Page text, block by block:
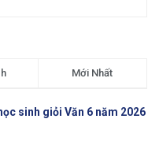
Mới Nhất
sinh giỏi Văn 6 năm 2026